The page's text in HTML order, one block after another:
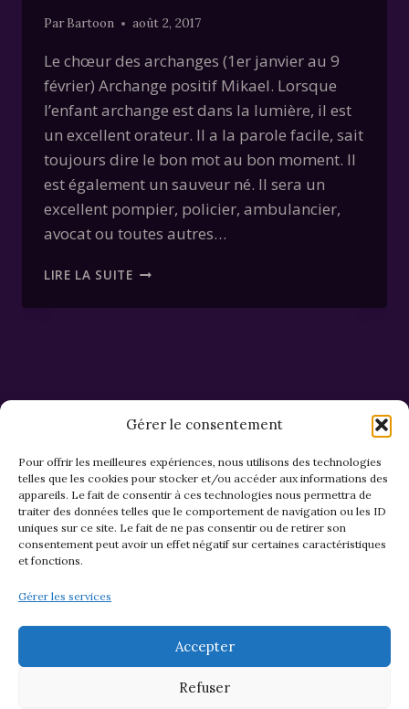
Gérer le consentement
Pour offrir les meilleures expériences, nous utilisons des technologies
telles que les cookies pour stocker et/ou accéder aux informations des
appareils. Le fait de consentir à ces technologies nous permettra de
traiter des données telles que le comportement de navigation ou les ID
uniques sur ce site. Le fait de ne pas consentir ou de retirer son
consentement peut avoir un effet négatif sur certaines caractéristiques
et fonctions.
Gérer les services
Accepter
Refuser
Par Bartoon août 2, 2017
Le chœur des archanges (1er janvier au 9
février) Archange positif Mikael. Lorsque
l’enfant archange est dans la lumière, il est
un excellent orateur. Il a la parole facile, sait
toujours dire le bon mot au bon moment. Il
est également un sauveur né. Il sera un
excellent pompier, policier, ambulancier,
avocat ou toutes autres…
LIRE LA SUITEMIKAEL
CGV et Retours
Mentions légales & confidentialité